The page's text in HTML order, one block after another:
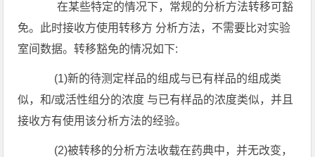
在某些特定的情况下，常规的分析方法转移可豁
免。此时接收方使用转移方 分析方法，不需要比对实验
室间数据。转移豁免的情况如下:
(1)新的待测定样品的组成与已有样品的组成类
似，和/或活性组分的浓度 与已有样品的浓度类似，并且
接收方有使用该分析方法的经验。
(2)被转移的分析方法收载在药典中，并无改变，